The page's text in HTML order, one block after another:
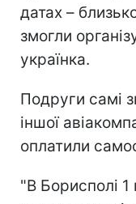
датах –
змогли
українка.
Подруги самі
іншої
оплатили
"В Борисполі